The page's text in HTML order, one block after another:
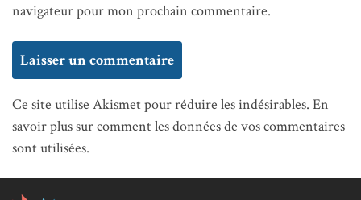
navigateur pour mon prochain commentaire.
Ce site utilise Akismet pour réduire les indésirables. En
savoir plus sur comment les données de vos commentaires
sont utilisées.